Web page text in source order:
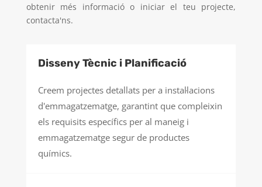
obtenir més informació o iniciar el teu projecte,
contacta'ns.
Disseny Tècnic i Planificació
Creem projectes detallats per a instal·lacions
d'emmagatzematge, garantint que compleixin
els requisits específics per al maneig i
emmagatzematge segur de productes
químics.